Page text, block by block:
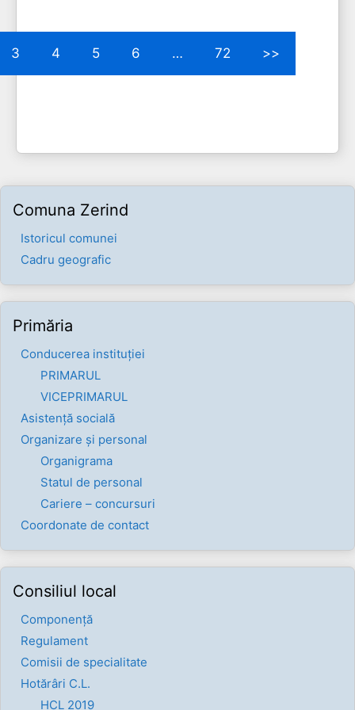
3 4 5 6 … 72 >>
Comuna Zerind
Istoricul comunei
Cadru geografic
Primăria
Conducerea instituției
PRIMARUL
VICEPRIMARUL
Asistență socială
Organizare și personal
Organigrama
Statul de personal
Cariere – concursuri
Coordonate de contact
Consiliul local
Componenţă
Regulament
Comisii de specialitate
Hotărâri C.L.
HCL 2019